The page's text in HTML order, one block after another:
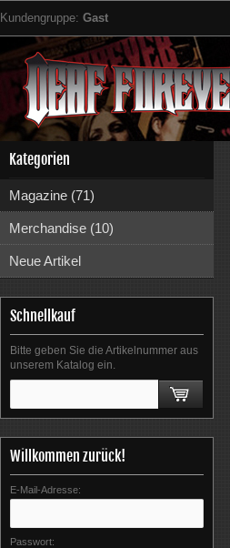
Kundengruppe: Gast
Kategorien
Magazine (71)
Merchandise (10)
Neue Artikel
Schnellkauf
Bitte geben Sie die Artikelnummer aus
unserem Katalog ein.
Willkommen zurück!
E-Mail-Adresse:
Passwort: